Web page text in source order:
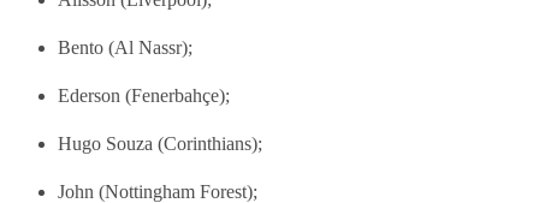
Bento (Al Nassr);
Ederson (Fenerbahçe);
Hugo Souza (Corinthians);
John (Nottingham Forest);